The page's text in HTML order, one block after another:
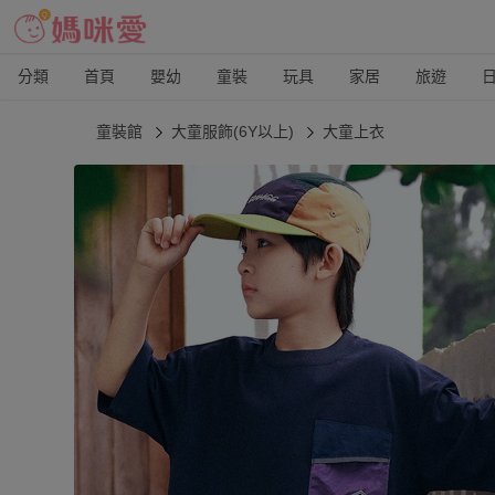
分類 首頁 嬰幼 童裝 玩具 家居 旅遊
童裝館 大童服飾(6Y以上) 大童上衣